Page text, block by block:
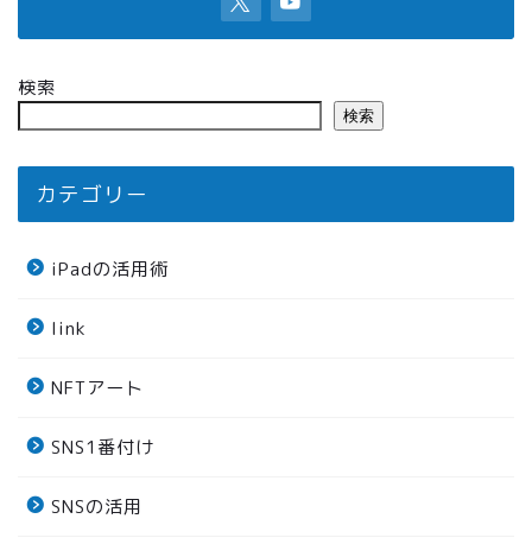
検索
検索
カテゴリー
iPadの活用術
link
NFTアート
SNS1番付け
SNSの活用